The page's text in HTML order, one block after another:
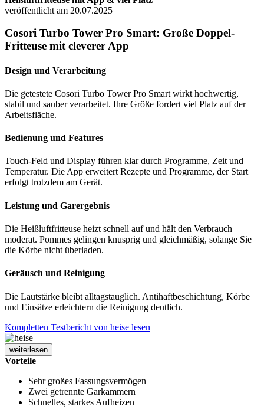
veröffentlicht am 20.07.2025
Cosori Turbo Tower Pro Smart: Große Doppel-
Fritteuse mit cleverer App
Design und Verarbeitung
Die getestete Cosori Turbo Tower Pro Smart wirkt hochwertig,
stabil und sauber verarbeitet. Ihre Größe fordert viel Platz auf der
Arbeitsfläche.
Bedienung und Features
Touch-Feld und Display führen klar durch Programme, Zeit und
Temperatur. Die App erweitert Rezepte und Programme, der Start
erfolgt trotzdem am Gerät.
Leistung und Garergebnis
Die Heißluftfritteuse heizt schnell auf und hält den Verbrauch
moderat. Pommes gelingen knusprig und gleichmäßig, solange Sie
die Körbe nicht überladen.
Geräusch und Reinigung
Die Lautstärke bleibt alltagstauglich. Antihaftbeschichtung, Körbe
und Einsätze erleichtern die Reinigung deutlich.
Kompletten Testbericht von heise lesen
weiterlesen
Vorteile
Sehr großes Fassungsvermögen
Zwei getrennte Garkammern
Schnelles, starkes Aufheizen